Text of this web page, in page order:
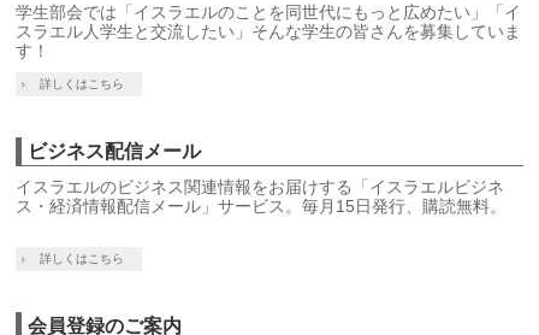
学生部会では「イスラエルのことを同世代にもっと広めたい」「イ
スラエル人学生と交流したい」そんな学生の皆さんを募集していま
す！
詳しくはこちら
ビジネス配信メール
イスラエルのビジネス関連情報をお届けする「イスラエルビジネ
ス・経済情報配信メール」サービス。毎月15日発行、購読無料。
詳しくはこちら
会員登録のご案内